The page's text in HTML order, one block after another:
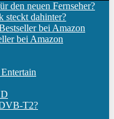
den neuen Fernseher?
steckt dahinter?
bei Amazon
bei Amazon
T2?